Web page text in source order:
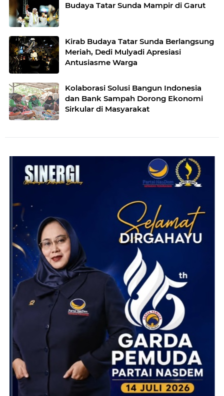
Budaya Tatar Sunda Mampir di Garut
Kirab Budaya Tatar Sunda Berlangsung
Meriah, Dedi Mulyadi Apresiasi
Antusiasme Warga
Kolaborasi Solusi Bangun Indonesia
dan Bank Sampah Dorong Ekonomi
Sirkular di Masyarakat